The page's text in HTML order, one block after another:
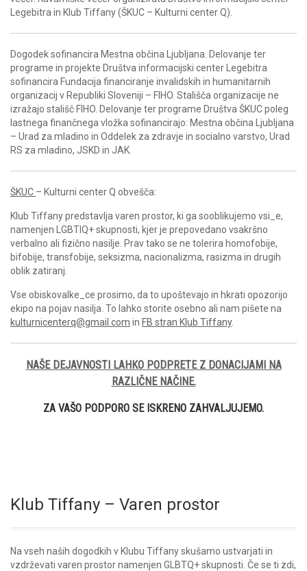
Legebitra in Klub Tiffany (ŠKUC – Kulturni center Q).
Dogodek sofinancira Mestna občina Ljubljana. Delovanje ter
programe in projekte Društva informacijski center Legebitra
sofinancira Fundacija financiranje invalidskih in humanitarnih
organizacij v Republiki Sloveniji – FIHO. Stališča organizacije ne
izražajo stališč FIHO. Delovanje ter programe Društva ŠKUC poleg
lastnega finančnega vložka sofinancirajo: Mestna občina Ljubljana
– Urad za mladino in Oddelek za zdravje in socialno varstvo, Urad
RS za mladino, JSKD in JAK.
ŠKUC – Kulturni center Q obvešča:
Klub Tiffany predstavlja varen prostor, ki ga sooblikujemo vsi_e,
namenjen LGBTIQ+ skupnosti, kjer je prepovedano vsakršno
verbalno ali fizično nasilje. Prav tako se ne tolerira homofobije,
bifobije, transfobije, seksizma, nacionalizma, rasizma in drugih
oblik zatiranj.
Vse obiskovalke_ce prosimo, da to upoštevajo in hkrati opozorijo
ekipo na pojav nasilja. To lahko storite osebno ali nam pišete na
kulturnicenterq@gmail.com in FB stran Klub Tiffany.
NAŠE DEJAVNOSTI LAHKO PODPRETE Z DONACIJAMI NA
RAZLIČNE NAČINE.
ZA VAŠO PODPORO SE ISKRENO ZAHVALJUJEMO.
Klub Tiffany – Varen prostor
Na vseh naših dogodkih v Klubu Tiffany skušamo ustvarjati in
vzdrževati varen prostor namenjen GLBTQ+ skupnosti. Če se ti zdi,